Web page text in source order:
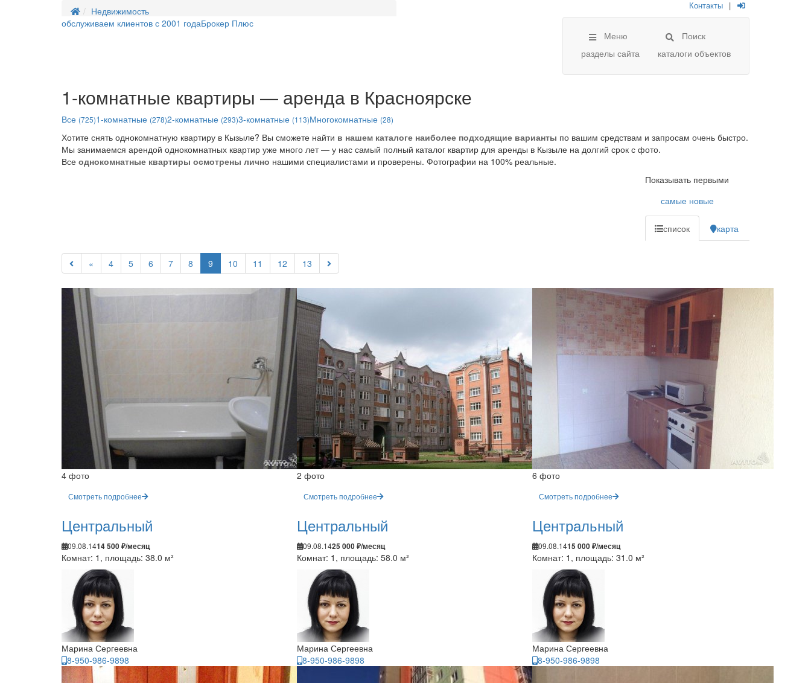
Недвижимость Контакты |
Меню
разделы сайта
Поиск
каталоги объектов
обслуживаем клиентов с 2001 годаБрокер Плюс
1-комнатные квартиры — аренда в Красноярске
Все (725)1-комнатные (278)2-комнатные (293)3-комнатные (113)Многокомнатные (28)
Хотите снять однокомнатную квартиру в Кызыле? Вы сможете найти в нашем каталоге наиболее подходящие варианты по вашим средствам и запросам очень быстро.
Мы занимаемся арендой однокомнатных квартир уже много лет — у нас самый полный каталог квартир для аренды в Кызыле на долгий срок с фото.
Все однокомнатные квартиры осмотрены лично нашими специалистами и проверены. Фотографии на 100% реальные.
Показывать первыми
самые новые
список карта
« 4 5 6 7 8 9 10 11 12 13
4 фото
Смотреть подробнее
Центральный
09.08.1414 500 ₽/месяц
Комнат: 1, площадь: 38.0 м²
Марина Сергеевна
8-950-986-9898
2 фото
Смотреть подробнее
Центральный
09.08.1425 000 ₽/месяц
Комнат: 1, площадь: 58.0 м²
Марина Сергеевна
8-950-986-9898
6 фото
Смотреть подробнее
Центральный
09.08.1415 000 ₽/месяц
Комнат: 1, площадь: 31.0 м²
Марина Сергеевна
8-950-986-9898